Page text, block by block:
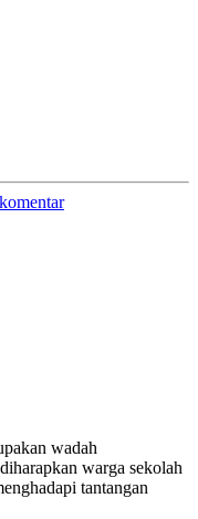
wadah
warga sekolah
tantangan